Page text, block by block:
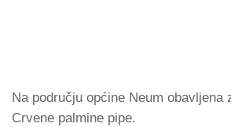
Na području općine Neum obavljena
Crvene palmine pipe.